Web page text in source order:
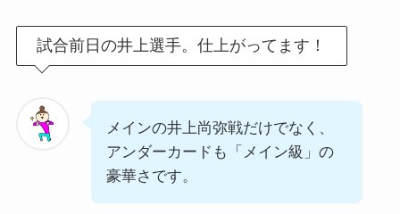
試合前日の井上選手。仕上がってます！
メインの井上尚弥戦だけでなく、
アンダーカードも「メイン級」の
豪華さです。